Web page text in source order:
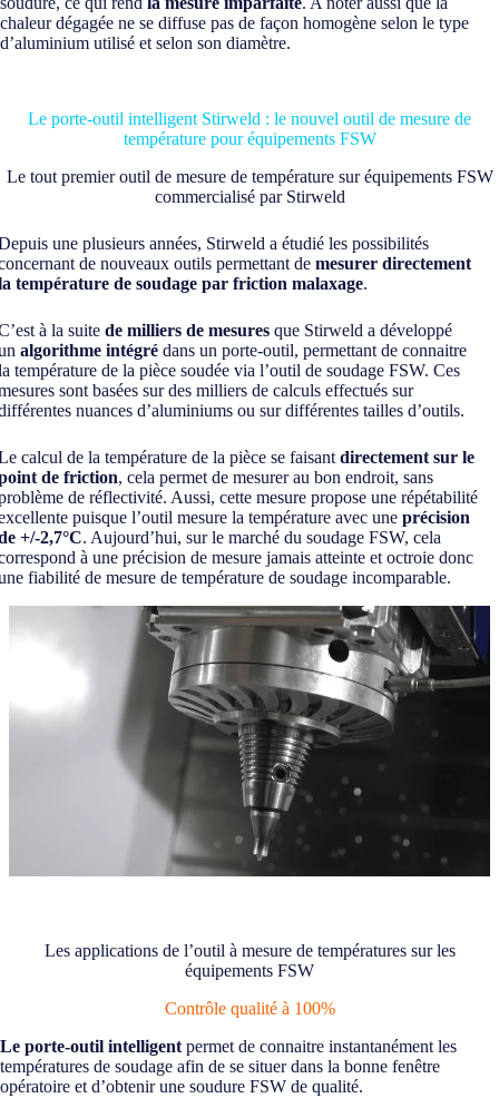
chaleur dégagée ne se diffuse pas de façon homogène selon le type
d’aluminium utilisé et selon son diamètre.
Le porte-outil intelligent Stirweld : le nouvel outil de mesure de
température pour équipements FSW
Le tout premier outil de mesure de température sur équipements FSW
commercialisé par Stirweld
une plusieurs années, Stirweld a étudié les possibilités
de nouveaux outils permettant de mesurer directement
température de soudage par friction malaxage.
à la suite de milliers de mesures que Stirweld a développé
algorithme intégré dans un porte-outil, permettant de connaitre
température de la pièce soudée via l’outil de soudage FSW. Ces
sont basées sur des milliers de calculs effectués sur
nuances d’aluminiums ou sur différentes tailles d’outils.
calcul de la température de la pièce se faisant directement sur le
de friction, cela permet de mesurer au bon endroit, sans
de réflectivité. Aussi, cette mesure propose une répétabilité
puisque l’outil mesure la température avec une précision
+/-2,7°C. Aujourd’hui, sur le marché du soudage FSW, cela
à une précision de mesure jamais atteinte et octroie donc
fiabilité de mesure de température de soudage incomparable.
Les applications de l’outil à mesure de températures sur les
équipements FSW
Contrôle qualité à 100%
Le porte-outil intelligent permet de connaitre instantanément les
températures de soudage afin de se situer dans la bonne fenêtre
opératoire et d’obtenir une soudure FSW de qualité.